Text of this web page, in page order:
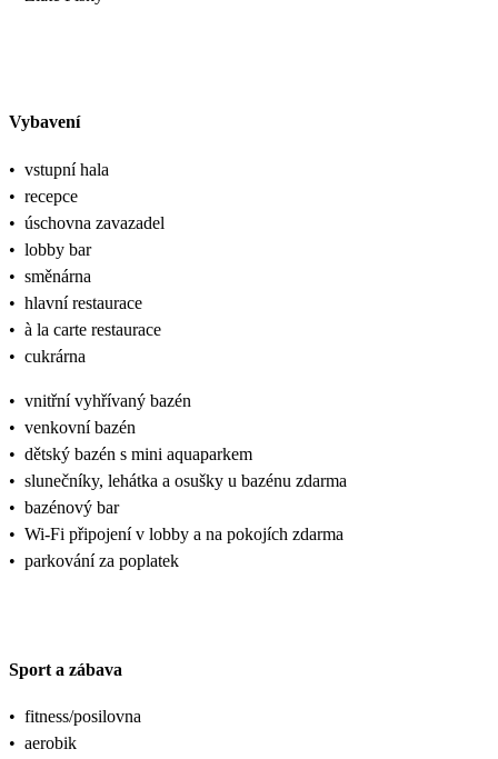
Vybavení
• vstupní hala
• recepce
• úschovna zavazadel
• lobby bar
• směnárna
• hlavní restaurace
• à la carte restaurace
• cukrárna
• vnitřní vyhřívaný bazén
• venkovní bazén
• dětský bazén s mini aquaparkem
• slunečníky, lehátka a osušky u bazénu zdarma
• bazénový bar
• Wi-Fi připojení v lobby a na pokojích zdarma
• parkování za poplatek
Sport a zábava
• fitness/posilovna
• aerobik